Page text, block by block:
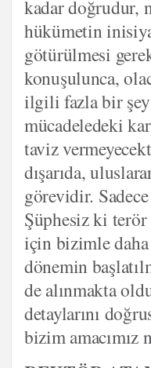
kadar doğrudur,
hükümetin
götürülmesi
konuşulunca,
ilgili fazla bir
mücadeledeki
taviz
dışarıda,
görevidir.
Şüphesiz ki
için bizimle
dönemin
de alınmakta
detaylarını
bizim amacımız